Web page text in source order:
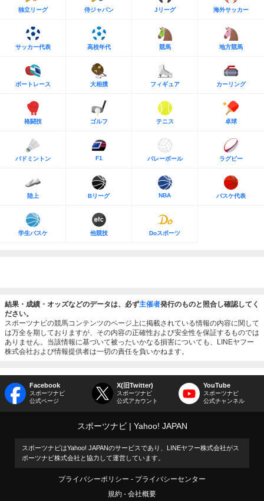
独立リーグ 侍ジャパン Jリーグ 海外サッカー
サッカー代表 高校年代 競馬 地方競馬
ボートレース 大相撲 フィギュア カーリング
格闘技 ゴルフ テニス 卓球
バドミントン F1 バレーボール ラグビー
陸上 Bリーグ NBA バスケ代表
学生バスケ 他競技 Doスポーツ
結果・成績・オッズなどのデータは、必ず主催者発行のものと照合し確認してく
ださい。
スポーツナビの競馬コンテンツのページ上に掲載されている情報の内容に関して
は万全を期しておりますが、その内容の正確性および安全性を保証するものでは
ありません。当該情報に基づいて被ったいかなる損害についても、LINEヤフー
株式会社および情報提供者は一切の責任を負いかねます。
Facebook
スポーツナビ
公式ページ
X(旧Twitter)
スポーツナビ
公式アカウント
YouTube
スポーツナビ
公式チャンネル
スポーツナビ Yahoo! JAPAN
スポーツナビはYahoo! JAPANのサービスであり、LINEヤフー株式会社がス
ポーツナビ株式会社と協力して運営しています。
プライバシーポリシー
プライバシーセンター
規約
会社概要